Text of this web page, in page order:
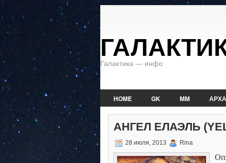
Галактика — инфо
HOME GK MM
АНГЕЛ ЕЛАЭЛЬ
28 июля, 2013 Rina